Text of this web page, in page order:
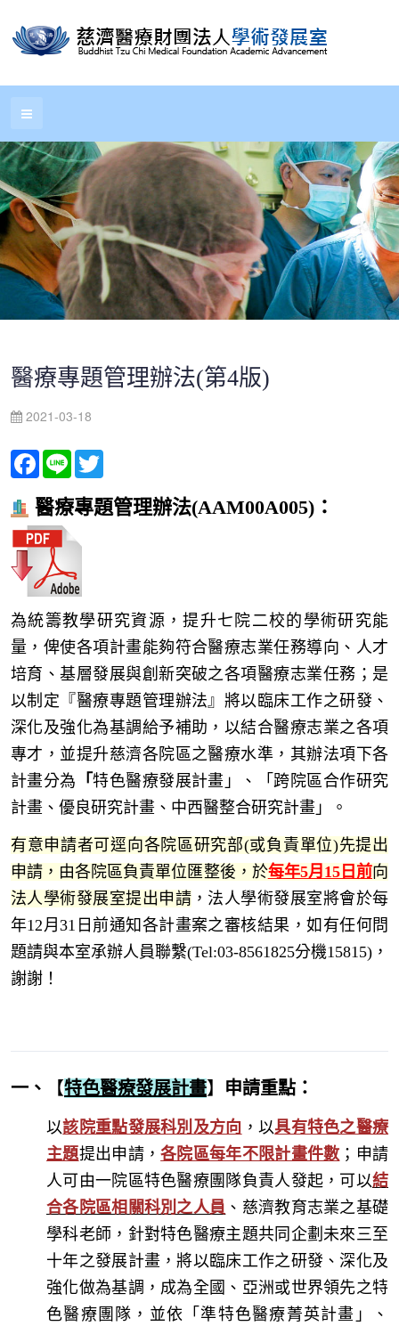
醫療專題管理辦法(第4版)
2021-03-18
Facebook
Line
醫療專題管理辦法(AAM00A005) ：
為統籌教學研究資源，提升七院二校的學術研究能
量，俾使各項計畫能夠符合醫療志業任務導向、人才
培育、基層發展與創新突破之各項醫療志業任務；是
以制定『醫療專題管理辦法』將以臨床工作之研發、
深化及強化為基調給予補助，以結合醫療志業之各項
專才，並提升慈濟各院區之醫療水準，其辦法項下各
計畫分為 「特色醫療發展計畫」、「跨院區合作研究
計畫、優良研究計畫、中西醫整合研究計畫」。
有意申請者可逕向各院區研究部(或負責單位)先提出
申請，由各院區負責單位匯整後，於每年5月15日前向
法人學術發展室提出申請 ，法人學術發展室將會於每
年12月31日前通知各計畫案之審核結果，如有任何問
題請與本室承辦人員聯繫(Tel:03-8561825分機15815)，
謝謝！
一、 【特色醫療發展計畫】 申請重點 ：
以該院重點發展科別及方向 ，以具有特色之醫療
主題提出申請，各院區每年不限計畫件數 ；申請
人可由一院區特色醫療團隊負責人發起，可以結
合各院區相關科別之人員 、慈濟教育志業之基礎
學科老師，針對特色醫療主題共同企劃未來三至
十年之發展計畫，將以臨床工作之研發、深化及
強化做為基調，成為全國、亞洲或世界領先之特
色醫療團隊，並依「準特色醫療菁英計畫」、